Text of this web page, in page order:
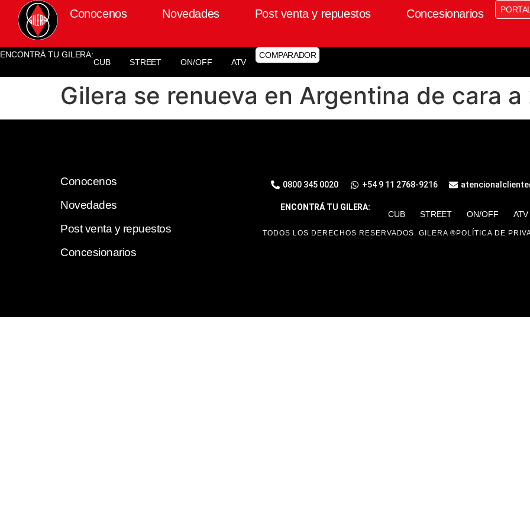
Conocenos Novedades Post venta y repuestos Concesionarios
ENCONTRÁ TU GILERA:
CUB
STREET ON/OFF ATV
COMPARADOR
Gilera se renueva en Argentina de cara
Conocenos
Novedades
Post venta y repuestos
Concesionarios
0800 345 0020 +54 9 11 2768-9216
ENCONTRÁ TU GILERA:
CUB STREET ON/OFF ATV
TODOS LOS DERECHOS RESERVADOS. GILERA ® POLÍTICA DE